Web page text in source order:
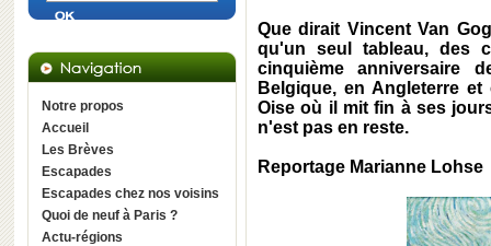
Notre propos
Accueil
Les Brèves
Escapades
Escapades chez nos voisins
Quoi de neuf à Paris ?
Actu-régions
Que dirait Vincent Van
qu'un seul tableau, des
cinquième anniversaire
Belgique, en Angleterre
Oise où il mit fin à ses
n'est pas en reste.
Reportage Marianne Lohse